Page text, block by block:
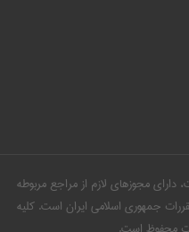
دارای مجوزهای لازم از مراجع مربوطه
جمهوری اسلامی ایران است. کلیه